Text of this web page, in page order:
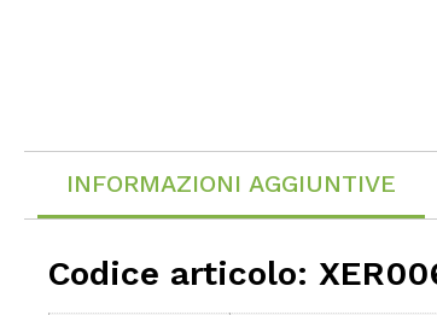
INFORMAZIONI AGGIUNTIVE
Codice articolo: